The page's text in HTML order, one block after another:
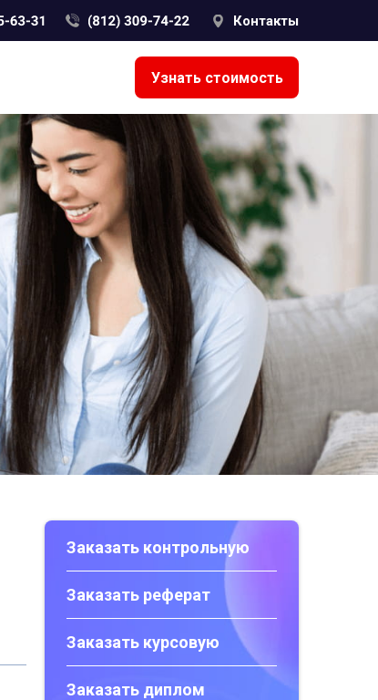
Контакты
Узнать стоимость
Заказать контрольную
Заказать реферат
Заказать курсовую
Заказать диплом